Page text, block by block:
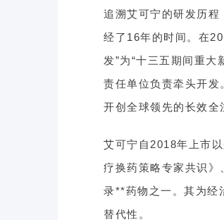
追溯艾可宁的研发历
经了16年的时间。在
发”为“十三五期间重大
责任单位负责牵头开发
开创全球领先的长效全
艾可宁自2018年上市
疗换药策略专家共识
录**药物之一。其为经
替代性。